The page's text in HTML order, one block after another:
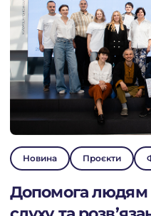
Новина Проєкти
Допомога